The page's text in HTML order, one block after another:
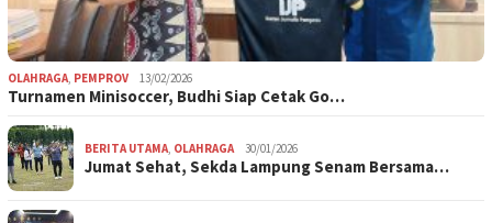
OLAHRAGA PEMPROV 13/02/2026
Turnamen Minisoccer, Budhi Siap Cetak Go…
BERITA UTAMA OLAHRAGA 30/01/2026
Jumat Sehat, Sekda Lampung Senam Bersama…